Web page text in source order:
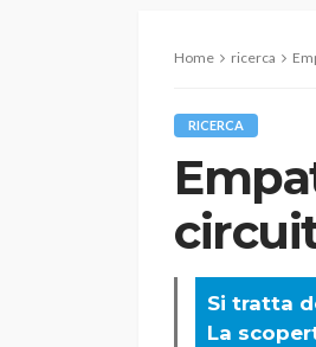
Home ricerca
RICERCA
Si tratta
La